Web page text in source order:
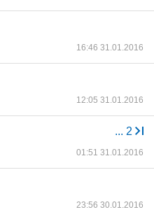
16:46 31.01.2016
12:05 31.01.2016
... 2
01:51 31.01.2016
23:56 30.01.2016